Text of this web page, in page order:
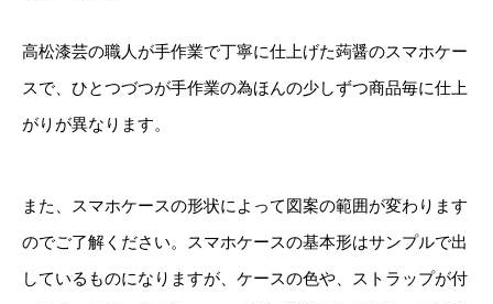
高松漆芸の職人が手作業で丁寧に仕上げた蒟醤のスマホケー
スで、ひとつづつが手作業の為ほんの少しずつ商品毎に仕上
がりが異なります。
また、スマホケースの形状によって図案の範囲が変わります
のでご了解ください。スマホケースの基本形はサンプルで出
しているものになりますが、ケースの色や、ストラップが付